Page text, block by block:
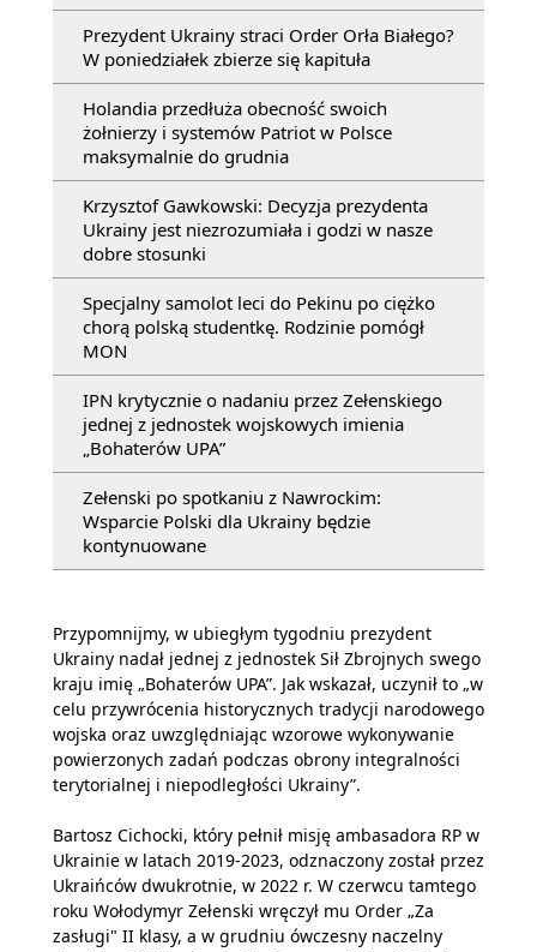
Prezydent Ukrainy straci Order Orła Białego?
W poniedziałek zbierze się kapituła
Holandia przedłuża obecność swoich
żołnierzy i systemów Patriot w Polsce
maksymalnie do grudnia
Krzysztof Gawkowski: Decyzja prezydenta
Ukrainy jest niezrozumiała i godzi w nasze
dobre stosunki
Specjalny samolot leci do Pekinu po ciężko
chorą polską studentkę. Rodzinie pomógł
MON
IPN krytycznie o nadaniu przez Zełenskiego
jednej z jednostek wojskowych imienia
„Bohaterów UPA”
Zełenski po spotkaniu z Nawrockim:
Wsparcie Polski dla Ukrainy będzie
kontynuowane
Przypomnijmy, w ubiegłym tygodniu prezydent
Ukrainy nadał jednej z jednostek Sił Zbrojnych swego
kraju imię „Bohaterów UPA”. Jak wskazał, uczynił to „w
celu przywrócenia historycznych tradycji narodowego
wojska oraz uwzględniając wzorowe wykonywanie
powierzonych zadań podczas obrony integralności
terytorialnej i niepodległości Ukrainy”.
Bartosz Cichocki, który pełnił misję ambasadora RP w
Ukrainie w latach 2019-2023, odznaczony został przez
Ukraińców dwukrotnie, w 2022 r. W czerwcu tamtego
roku Wołodymyr Zełenski wręczył mu Order „Za
zasługi" II klasy, a w grudniu ówczesny naczelny